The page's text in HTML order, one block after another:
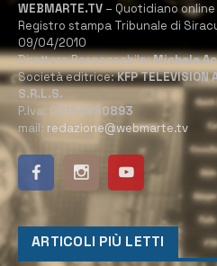
WEBMARTE.TV – Quotidiano online
Registro stampa Tribunale di
09/04/2010
Direttore Responsabile:Michele
Società editrice:KFP TELEVISION
S.R.L.S.
P.Iva: 02184950893
mail: redazione@webmarte.tv
ARTICOLI PIÙ LETTI